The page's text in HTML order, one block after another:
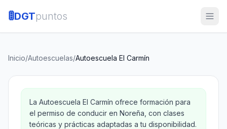
🚦DGTpuntos
Inicio/Autoescuelas/Autoescuela El Carmín
La Autoescuela El Carmín ofrece formación para
el permiso de conducir en Noreña, con clases
teóricas y prácticas adaptadas a tu disponibilidad.